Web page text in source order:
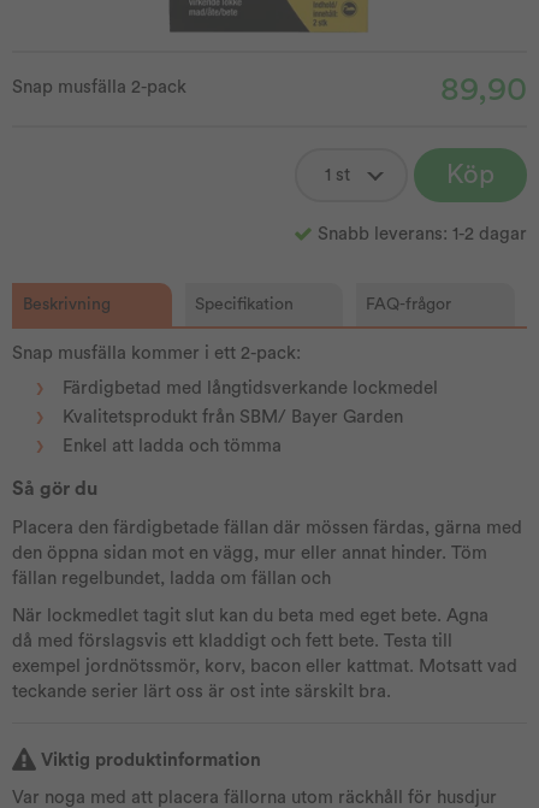
Snap musfälla 2-pack 89,90
Köp
Snabb leverans: 1-2 dagar
Beskrivning Specifikation FAQ-frågor
Snap musfälla kommer i ett 2-pack:
Färdigbetad med långtidsverkande lockmedel
Kvalitetsprodukt från SBM/ Bayer Garden
Enkel att ladda och tömma
Så gör du
Placera den färdigbetade fällan där mössen färdas, gärna med
den öppna sidan mot en vägg, mur eller annat hinder. Töm
fällan regelbundet, ladda om fällan och
När lockmedlet tagit slut kan du beta med eget bete. Agna
då med förslagsvis ett kladdigt och fett bete. Testa till
exempel jordnötssmör, korv, bacon eller kattmat. Motsatt vad
teckande serier lärt oss är ost inte särskilt bra.
Viktig produktinformation
Var noga med att placera fällorna utom räckhåll för husdjur